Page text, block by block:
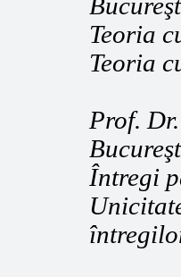
Teoria
Teoria
Prof. Dr.
Întregi